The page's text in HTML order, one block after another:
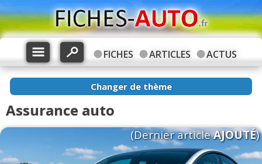
FICHES ARTICLES ACTUS
Changer de thème
Assurance auto
(Dernier articleAJOUTÉ)